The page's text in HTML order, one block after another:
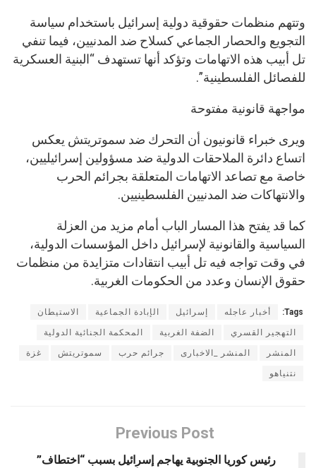
وتتهم منظمات حقوقية دولية إسرائيل باستخدام سياسة
التجويع والحصار الجماعي كسلاح ضد المدنيين، فيما تنفي
تل أبيب هذه الاتهامات وتؤكد أنها تستهدف “البنية العسكرية
للفصائل الفلسطينية”.
مواجهة قانونية مفتوحة
ويرى خبراء قانونيون أن التحرك ضد سموتريتش يعكس
اتساع دائرة الملاحقات الدولية ضد مسؤولين إسرائيليين،
خاصة مع تصاعد الاتهامات المتعلقة بجرائم الحرب
والانتهاكات ضد المدنيين الفلسطينيين.
كما قد يفتح هذا المسار الباب أمام مزيد من العزلة
السياسية والقانونية لإسرائيل داخل المؤسسات الدولية،
في وقت تواجه فيه تل أبيب انتقادات متزايدة من منظمات
حقوق الإنسان وعدد من الحكومات الغربية.
Tags: أخبار عاجله إسرائيل الإبادة الجماعية الاستيطان
التهجير القسري الضفة الغربية المحكمة الجنائية الدولية
المنشر المنشر _الاخبارى جرائم حرب سموتريتش غزة
نتنياهو
Previous Post
رئيس كوريا الجنوبية يهاجم إسرائيل بسبب “اختطاف”